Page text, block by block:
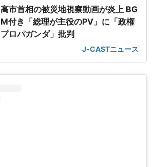
高市首相の被災地視察動画が炎上 BG
M付き「総理が主役のPV」に「政権
プロパガンダ」批判
J-CASTニュース